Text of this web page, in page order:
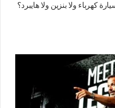
كهرباء ولا بنزين ولا هايبرد؟